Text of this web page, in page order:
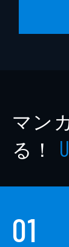
マン
る！
01